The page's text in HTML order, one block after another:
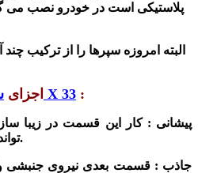
پلاستیکی است در خودرو نصب می
البته امروزه سپرها را از ترکیب چند
اجزای سپر جلو فابریکی ام وی ام X 33 :
پیشانی : کار این قسمت در زیبا
را تحمل کند.
جاذب : قسمت بعدی نیروی جنبشی